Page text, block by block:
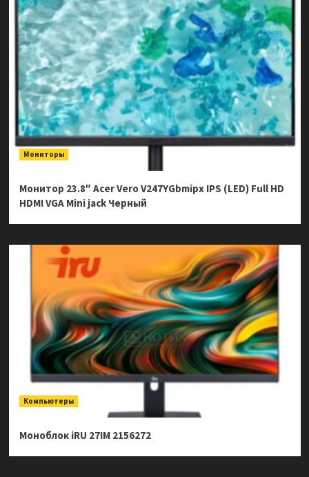
Мониторы
Монитор 23.8″ Acer Vero V247YGbmipx IPS (LED) Full HD
HDMI VGA Mini jack Черный
Компьютеры
Моноблок iRU 27IM 2156272